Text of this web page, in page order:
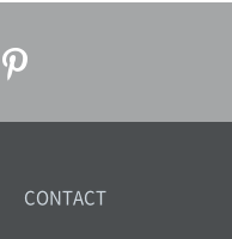
CONTACT